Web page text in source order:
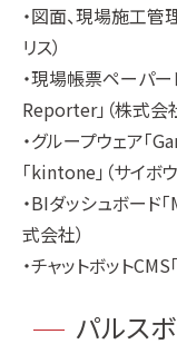
・図面、現場施工管
リス）
・現場帳票ペーパー
Reporter」（株式会
・グループウェア「
「kintone」（サイボ
・BIダッシュボード
式会社）
・チャットボット
パルス